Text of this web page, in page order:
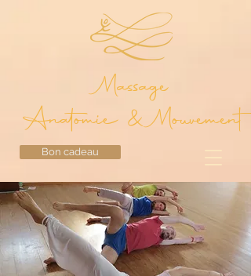
Massage
Anatomie & Mouvement
Bon cadeau